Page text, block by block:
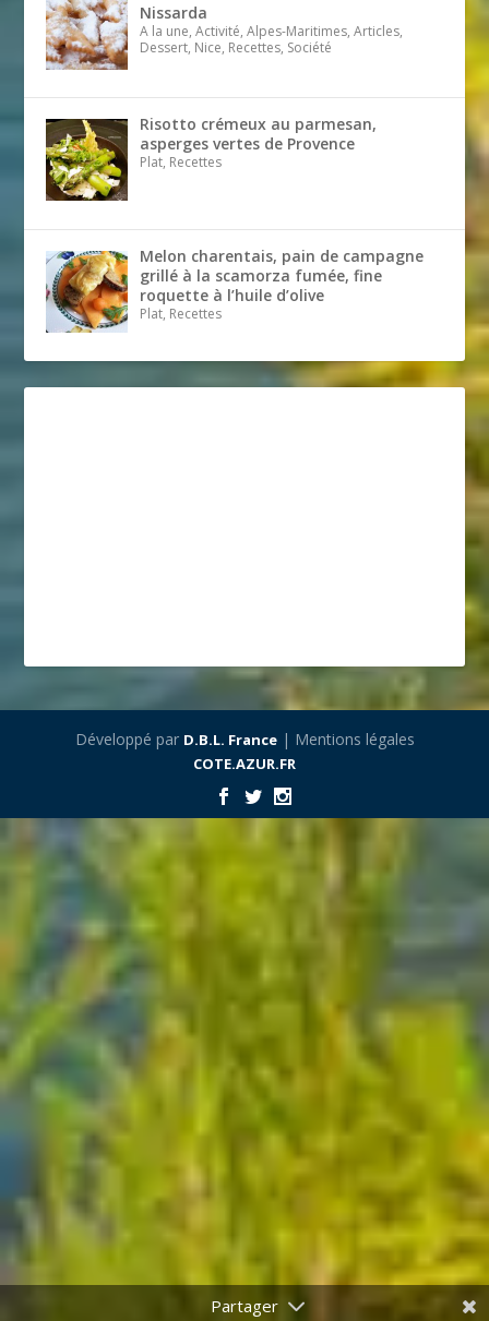
Nissarda
A la une, Activité, Alpes-Maritimes, Articles,
Dessert, Nice, Recettes, Société
Risotto crémeux au parmesan,
asperges vertes de Provence
Plat, Recettes
Melon charentais, pain de campagne
grillé à la scamorza fumée, fine
roquette à l’huile d’olive
Plat, Recettes
Développé par D.B.L. France| Mentions légales
COTE.AZUR.FR